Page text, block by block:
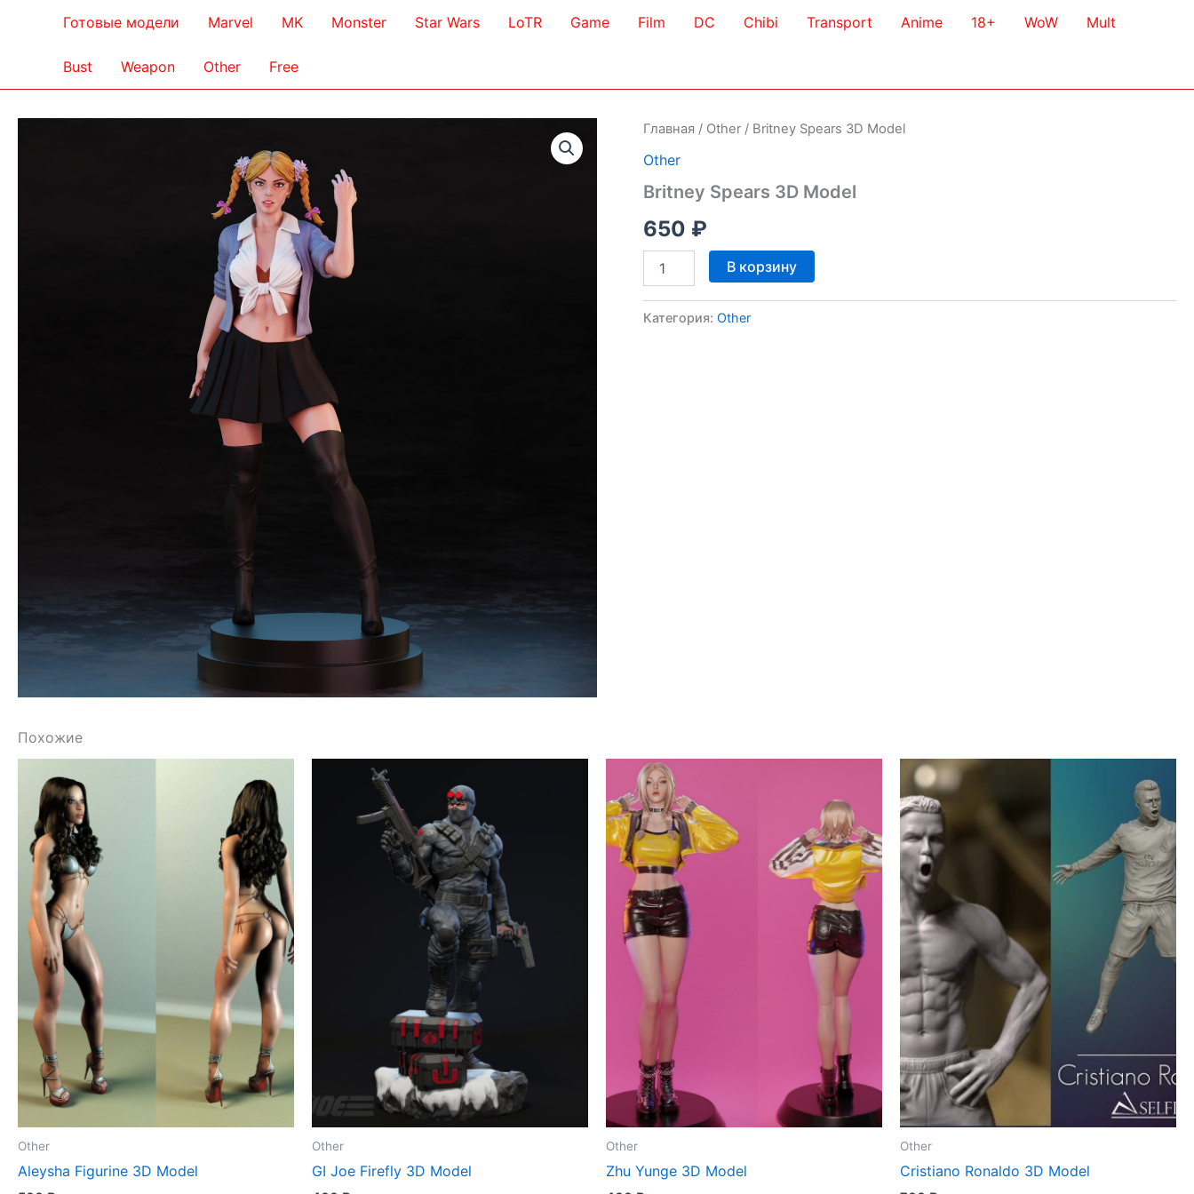
Готовые модели Marvel MK Monster Star Wars LoTR Game Film DC Chibi Transport Anime 18+ WoW Mult
Bust Weapon Other Free
Главная / Other / Britney Spears 3D Model
Other
Britney Spears 3D Model
650 ₽
Количество
товара
Spears
В корзину
Категория:Other
Похожие
Other
Aleysha Figurine 3D Model
Other
GI Joe Firefly 3D Model
Other
Zhu Yunge 3D Model
Other
Cristiano Ronaldo 3D Model